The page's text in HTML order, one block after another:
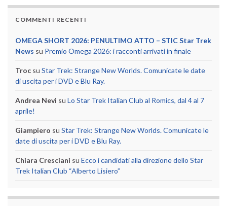
COMMENTI RECENTI
OMEGA SHORT 2026: PENULTIMO ATTO – STIC Star Trek
News su Premio Omega 2026: i racconti arrivati in finale
Troc su Star Trek: Strange New Worlds. Comunicate le date
di uscita per i DVD e Blu Ray.
Andrea Nevi su Lo Star Trek Italian Club al Romics, dal 4 al 7
aprile!
Giampiero su Star Trek: Strange New Worlds. Comunicate le
date di uscita per i DVD e Blu Ray.
Chiara Cresciani su Ecco i candidati alla direzione dello Star
Trek Italian Club “Alberto Lisiero”